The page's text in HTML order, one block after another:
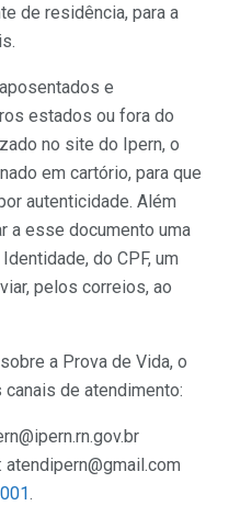
de residência, para a
e
estados ou fora do
no site do Ipern, o
em cartório, para que
autenticidade. Além
a esse documento uma
do CPF, um
pelos correios, ao
a Prova de Vida, o
de atendimento:
.